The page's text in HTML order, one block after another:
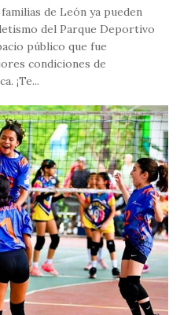
de León ya pueden
del Parque Deportivo
público que fue
condiciones de
¡Te...